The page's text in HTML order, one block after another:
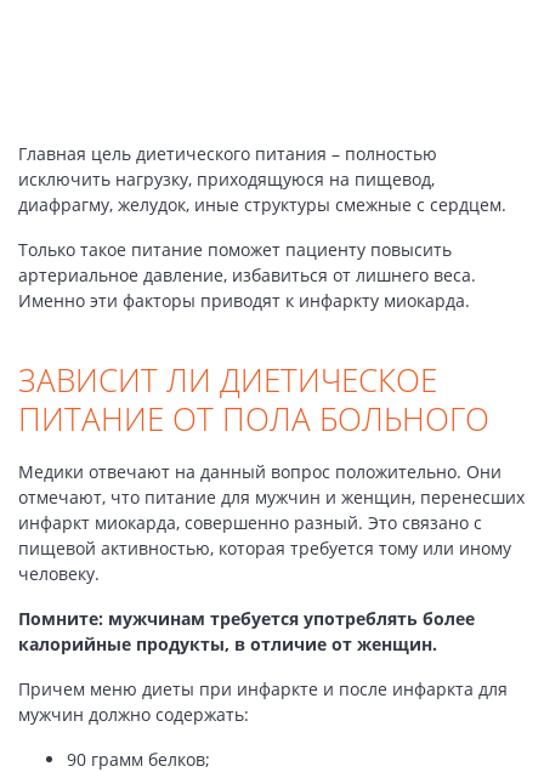
Главная цель диетического питания – полностью
исключить нагрузку, приходящуюся на пищевод,
диафрагму, желудок, иные структуры смежные с сердцем.
Только такое питание поможет пациенту повысить
артериальное давление, избавиться от лишнего веса.
Именно эти факторы приводят к инфаркту миокарда.
ЗАВИСИТ ЛИ ДИЕТИЧЕСКОЕ
ПИТАНИЕ ОТ ПОЛА БОЛЬНОГО
Медики отвечают на данный вопрос положительно. Они
отмечают, что питание для мужчин и женщин, перенесших
инфаркт миокарда, совершенно разный. Это связано с
пищевой активностью, которая требуется тому или иному
человеку.
Помните: мужчинам требуется употреблять более
калорийные продукты, в отличие от женщин.
Причем меню диеты при инфаркте и после инфаркта для
мужчин должно содержать:
90 грамм белков;